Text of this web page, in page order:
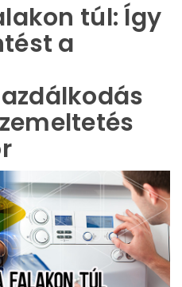
túl: Így
a